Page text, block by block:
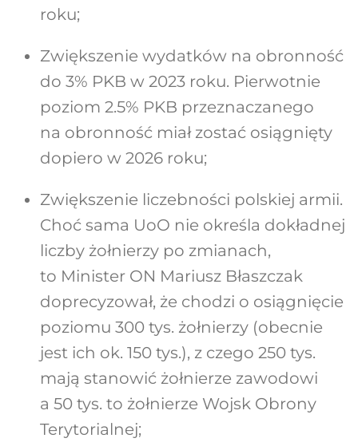
roku;
Zwiększenie wydatków na obronność
do 3% PKB w 2023 roku. Pierwotnie
poziom 2.5% PKB przeznaczanego
na obronność miał zostać osiągnięty
dopiero w 2026 roku;
Zwiększenie liczebności polskiej armii.
Choć sama UoO nie określa dokładnej
liczby żołnierzy po zmianach,
to Minister ON Mariusz Błaszczak
doprecyzował, że chodzi o osiągnięcie
poziomu 300 tys. żołnierzy (obecnie
jest ich ok. 150 tys.), z czego 250 tys.
mają stanowić żołnierze zawodowi
a 50 tys. to żołnierze Wojsk Obrony
Terytorialnej;